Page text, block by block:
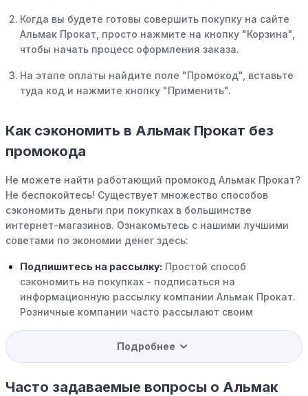
Когда вы будете готовы совершить покупку на сайте
Альмак Прокат, просто нажмите на кнопку "Корзина",
чтобы начать процесс оформления заказа.
На этапе оплаты найдите поле "Промокод", вставьте
туда код и нажмите кнопку "Применить".
Как сэкономить в Альмак Прокат без
промокода
Не можете найти работающий промокод Альмак Прокат?
Не беспокойтесь! Существует множество способов
сэкономить деньги при покупках в большинстве
интернет-магазинов. Ознакомьтесь с нашими лучшими
советами по экономии денег здесь:
Подпишитесь на рассылку: Простой способ
сэкономить на покупках - подписаться на
информационную рассылку компании Альмак Прокат.
Розничные компании часто рассылают своим
доступ к распродажам.
компании Альмак Прокат есть программы поощрения,
Подробнее
Часто задаваемые вопросы о Альмак